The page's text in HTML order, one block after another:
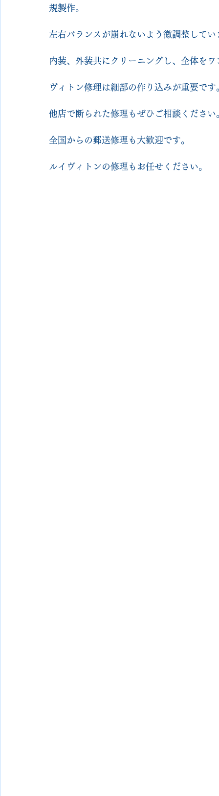
規製作。
左右バランスが崩れないよう微調整してい
内装、外装共にクリーニングし、全体を
ヴィトン修理は細部の作り込みが重要です
他店で断られた修理もぜひご相談ください
全国からの郵送修理も大歓迎です。
ルイヴィトンの修理もお任せください。